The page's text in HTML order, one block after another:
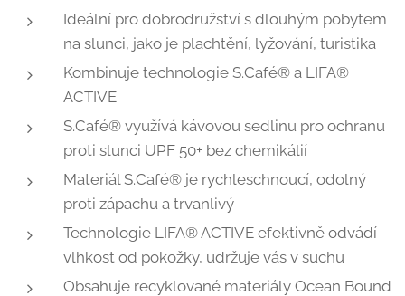
Ideální pro dobrodružství s dlouhým pobytem
na slunci, jako je plachtění, lyžování, turistika
Kombinuje technologie S.Café® a LIFA®
ACTIVE
S.Café® využívá kávovou sedlinu pro ochranu
proti slunci UPF 50+ bez chemikálií
Materiál S.Café® je rychleschnoucí, odolný
proti zápachu a trvanlivý
Technologie LIFA® ACTIVE efektivně odvádí
vlhkost od pokožky, udržuje vás v suchu
Obsahuje recyklované materiály Ocean Bound